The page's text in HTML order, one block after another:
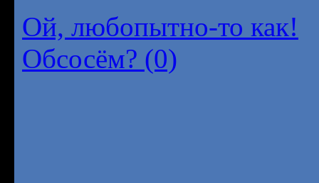
Ой, любопытно-то как!
Обсосём? (0)